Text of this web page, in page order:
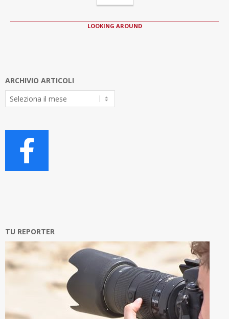
LOOKING AROUND
ARCHIVIO ARTICOLI
Archivio
Articoli
TU REPORTER